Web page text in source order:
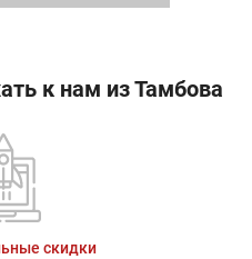
к нам из Тамбова
скидки